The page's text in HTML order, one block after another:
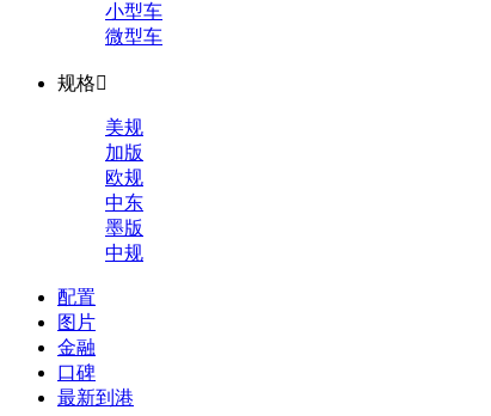
小型车
微型车
规格
美规
加版
欧规
中东
墨版
中规
配置
图片
金融
口碑
最新到港